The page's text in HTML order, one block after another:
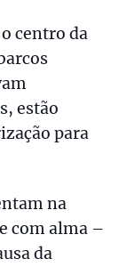
centro da
estão
para
na
com alma –
da